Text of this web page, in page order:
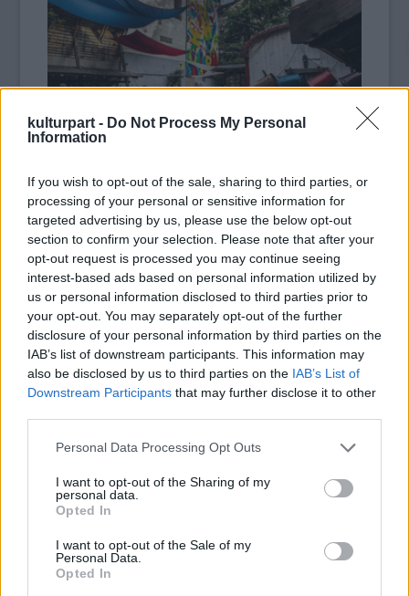
kulturpart - Do Not Process My Personal
Information
If you wish to opt-out of the sale, sharing to third parties, or
processing of your personal or sensitive information for
targeted advertising by us, please use the below opt-out
section to confirm your selection. Please note that after your
opt-out request is processed you may continue seeing
interest-based ads based on personal information utilized by
us or personal information disclosed to third parties prior to
your opt-out. You may separately opt-out of the further
disclosure of your personal information by third parties on the
IAB’s list of downstream participants. This information may
also be disclosed by us to third parties on the IAB’s List of
Downstream Participants that may further disclose it to other
Please note that this website/app uses one or more Google
not limited to your visit or usage behaviour. You may click to
grant or deny consent to Google and its third-party tags to
use your data for below specified purposes in below Google
consent section.
Personal Data Processing Opt Outs
I want to opt-out of the Sharing of my
personal data.
Opted In
I want to opt-out of the Sale of my
Personal Data.
Opted In
Kőleves 100 négyzetméteres tűzfalá ra festett egy portugál
művész a budapesti Kazinczy utcában. ASzínes Város idén
is folytatja a tavaly elindult nagy sikerű
falfestő fesztiválját.
tovább
Felkavaró képek a budapesti valóságról
2015. 07. 06.|Kultúrpart
Elfogadás Fala